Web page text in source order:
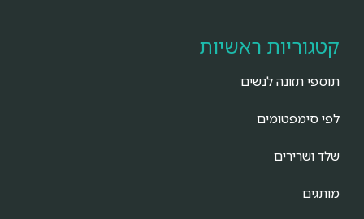
קטגוריות ראשיות
תוספי תזונה לנשים
לפי סימפטומים
שלד ושרירים
מותגים